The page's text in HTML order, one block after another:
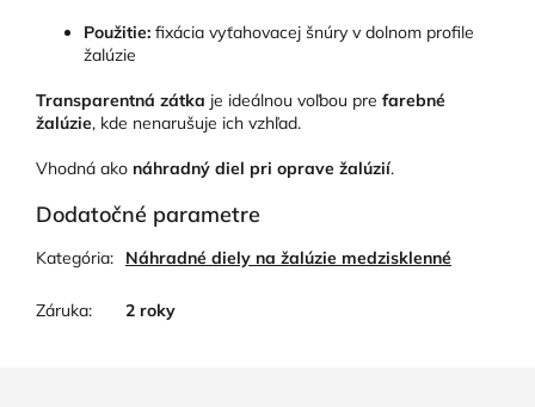
Použitie: fixácia vyťahovacej šnúry v dolnom profile
žalúzie
Transparentná zátka je ideálnou voľbou pre farebné
žalúzie, kde nenarušuje ich vzhľad.
Vhodná ako náhradný diel pri oprave žalúzií.
Dodatočné parametre
Kategória: Náhradné diely na žalúzie medzisklenné
Záruka: 2 roky